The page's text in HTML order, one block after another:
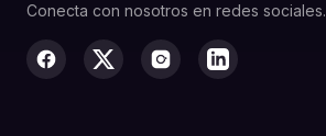
Conecta con nosotros en redes sociales.